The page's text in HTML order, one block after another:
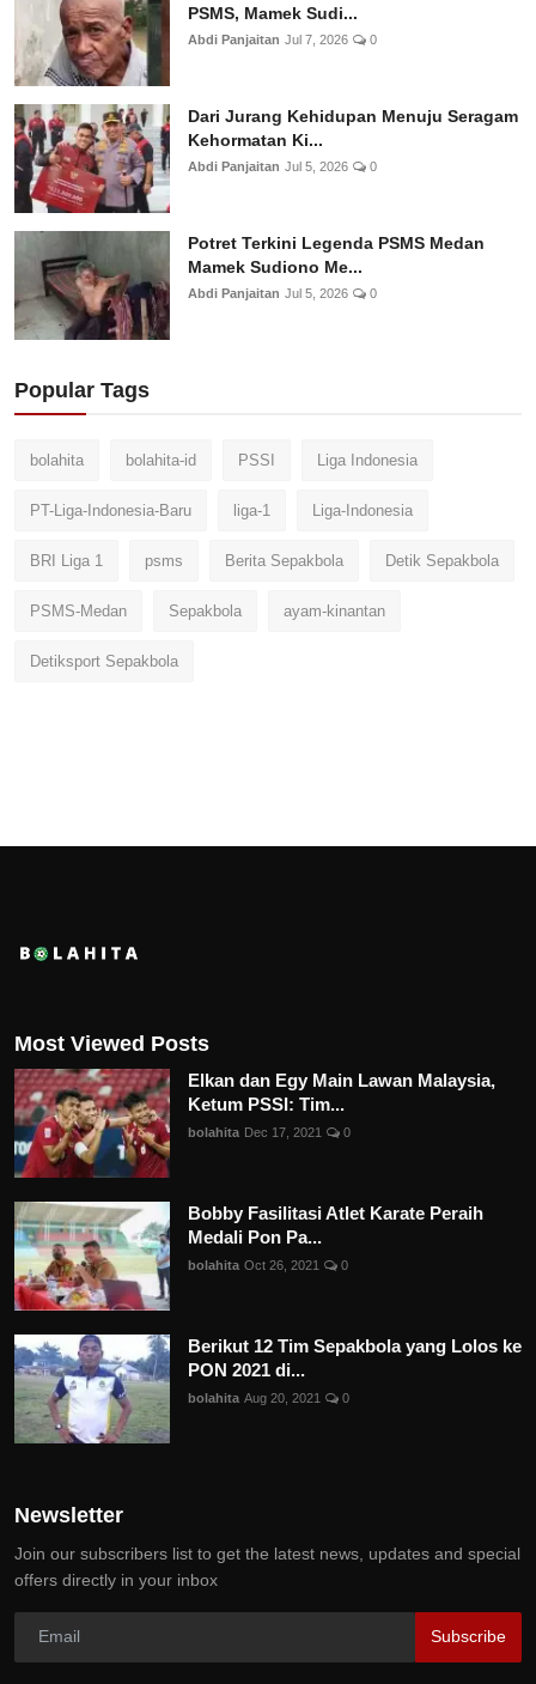
PSMS, Mamek Sudi...
Abdi Panjaitan Jul 7, 2026 0
Dari Jurang Kehidupan Menuju Seragam
Kehormatan Ki...
Abdi Panjaitan Jul 5, 2026 0
Potret Terkini Legenda PSMS Medan
Mamek Sudiono Me...
Abdi Panjaitan Jul 5, 2026 0
Popular Tags
bolahita bolahita-id PSSI Liga Indonesia
PT-Liga-Indonesia-Baru liga-1 Liga-Indonesia
BRI Liga 1 psms Berita Sepakbola Detik Sepakbola
PSMS-Medan Sepakbola ayam-kinantan
Detiksport Sepakbola
Most Viewed Posts
Elkan dan Egy Main Lawan Malaysia,
Ketum PSSI: Tim...
bolahita Dec 17, 2021 0
Bobby Fasilitasi Atlet Karate Peraih
Medali Pon Pa...
bolahita Oct 26, 2021 0
Berikut 12 Tim Sepakbola yang Lolos ke
PON 2021 di...
bolahita Aug 20, 2021 0
Newsletter
Join our subscribers list to get the latest news, updates and special
offers directly in your inbox
Subscribe